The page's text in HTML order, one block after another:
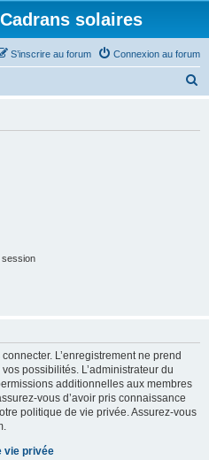
solaires
Connexion au forum
S’inscrire au forum
session
L’enregistrement ne prend
possibilités. L’administrateur du
additionnelles aux membres
vous d’avoir pris connaissance
politique de vie privée. Assurez-vous
vie privée